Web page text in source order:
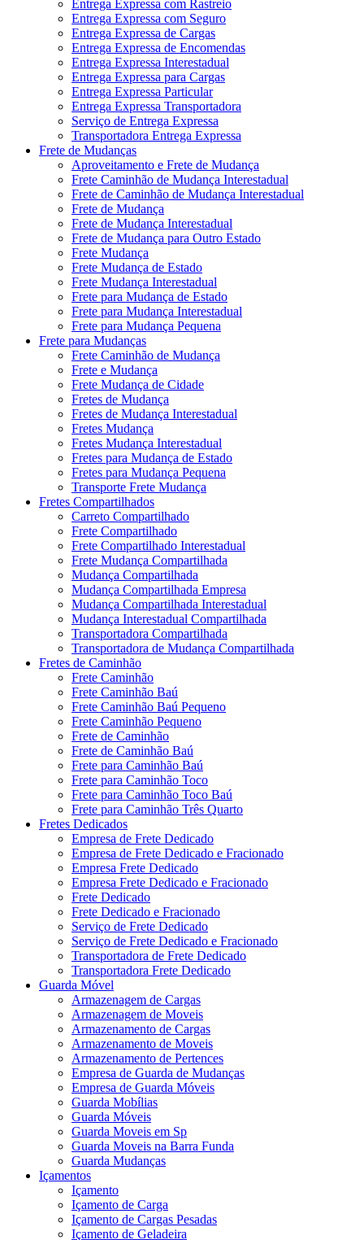
Entrega Expressa com Rastreio
Entrega Expressa com Seguro
Entrega Expressa de Cargas
Entrega Expressa de Encomendas
Entrega Expressa Interestadual
Entrega Expressa para Cargas
Entrega Expressa Particular
Entrega Expressa Transportadora
Serviço de Entrega Expressa
Transportadora Entrega Expressa
Frete de Mudanças
Aproveitamento e Frete de Mudança
Frete Caminhão de Mudança Interestadual
Frete de Caminhão de Mudança Interestadual
Frete de Mudança
Frete de Mudança Interestadual
Frete de Mudança para Outro Estado
Frete Mudança
Frete Mudança de Estado
Frete Mudança Interestadual
Frete para Mudança de Estado
Frete para Mudança Interestadual
Frete para Mudança Pequena
Frete para Mudanças
Frete Caminhão de Mudança
Frete e Mudança
Frete Mudança de Cidade
Fretes de Mudança
Fretes de Mudança Interestadual
Fretes Mudança
Fretes Mudança Interestadual
Fretes para Mudança de Estado
Fretes para Mudança Pequena
Transporte Frete Mudança
Fretes Compartilhados
Carreto Compartilhado
Frete Compartilhado
Frete Compartilhado Interestadual
Frete Mudança Compartilhada
Mudança Compartilhada
Mudança Compartilhada Empresa
Mudança Compartilhada Interestadual
Mudança Interestadual Compartilhada
Transportadora Compartilhada
Transportadora de Mudança Compartilhada
Fretes de Caminhão
Frete Caminhão
Frete Caminhão Baú
Frete Caminhão Baú Pequeno
Frete Caminhão Pequeno
Frete de Caminhão
Frete de Caminhão Baú
Frete para Caminhão Baú
Frete para Caminhão Toco
Frete para Caminhão Toco Baú
Frete para Caminhão Três Quarto
Fretes Dedicados
Empresa de Frete Dedicado
Empresa de Frete Dedicado e Fracionado
Empresa Frete Dedicado
Empresa Frete Dedicado e Fracionado
Frete Dedicado
Frete Dedicado e Fracionado
Serviço de Frete Dedicado
Serviço de Frete Dedicado e Fracionado
Transportadora de Frete Dedicado
Transportadora Frete Dedicado
Guarda Móvel
Armazenagem de Cargas
Armazenagem de Moveis
Armazenamento de Cargas
Armazenamento de Moveis
Armazenamento de Pertences
Empresa de Guarda de Mudanças
Empresa de Guarda Móveis
Guarda Mobílias
Guarda Móveis
Guarda Moveis em Sp
Guarda Moveis na Barra Funda
Guarda Mudanças
Içamentos
Içamento
Içamento de Carga
Içamento de Cargas Pesadas
Içamento de Geladeira